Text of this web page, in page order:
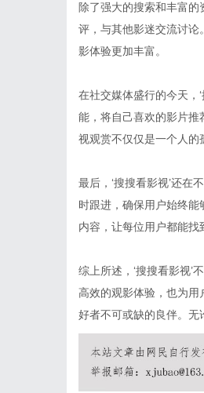
除了强大的搜索和丰富的
评，与其他影迷交流讨
影体验更加丰富。
在社交媒体盛行的今天，
能，将自己喜欢的影片
视观赏不仅仅是一个人
最后，‘搜搜看影视’还在
时跟进，确保用户始终
内容，让每位用户都能找
综上所述，‘搜搜看影视’
高效的观影体验，也为用
好者不可或缺的良伴。